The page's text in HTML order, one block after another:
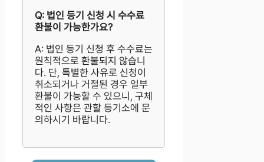
Q: 법인 등기 신청 시 수수료
환불이 가능한가요?
A: 법인 등기 신청 후 수수료는
원칙적으로 환불되지 않습니
다. 단, 특별한 사유로 신청이
취소되거나 거절된 경우 일부
환불이 가능할 수 있으니, 구체
적인 사항은 관할 등기소에 문
의하시기 바랍니다.